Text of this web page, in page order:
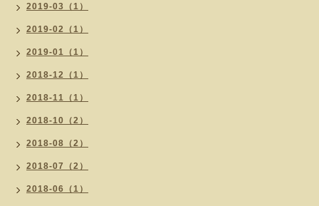
2019-03（1）
2019-02（1）
2019-01（1）
2018-12（1）
2018-11（1）
2018-10（2）
2018-08（2）
2018-07（2）
2018-06（1）